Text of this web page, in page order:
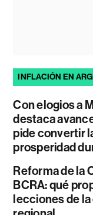
INFLACIÓN EN
Con elogios a
destaca
pide convertir
prosperidad
Reforma de la
BCRA: qué
lecciones de